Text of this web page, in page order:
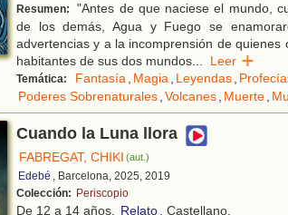
Resumen:
"Antes de que naciese el mundo,
de los demás, Agua y Fuego se
advertencias y a la incomprensión de
habitantes de sus dos mundos... Leer
Temática: Fantasía, Magia, Leyendas,
Poderes Sobrenaturales,Volcanes, Muerte,
Cuando la Luna llora
FABREGAT, CHIKI (aut.)
Edebé , Barcelona, 2025, 2019
Colección: Periscopio
De 12 a 14 años. Relato. Castellano.